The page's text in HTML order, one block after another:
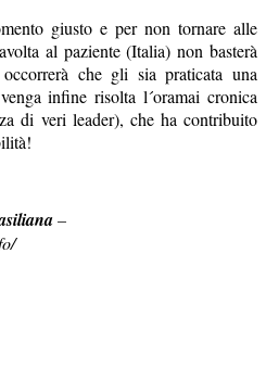
giusto e per non tornare alle
al paziente (Italia) non basterà
che gli sia praticata una
infine risolta l´oramai cronica
di veri leader), che ha contribuito
–